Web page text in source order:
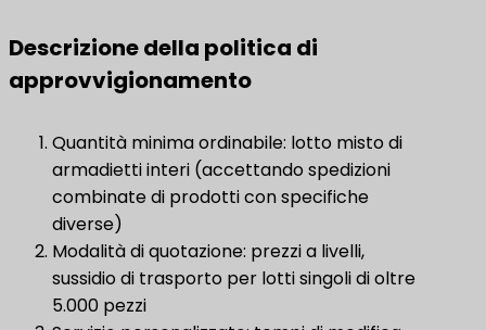
Descrizione della politica di
approvvigionamento
Quantità minima ordinabile: lotto misto di
armadietti interi (accettando spedizioni
combinate di prodotti con specifiche
diverse)
Modalità di quotazione: prezzi a livelli,
sussidio di trasporto per lotti singoli di oltre
5.000 pezzi